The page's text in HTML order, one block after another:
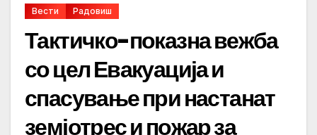
Вести Радовиш
Тактичко-показна вежба
со цел Евакуација и
спасување при настанат
земјотрес и пожар за